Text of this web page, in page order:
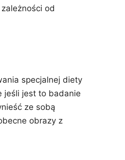
od
specjalnej diety
jeśli jest to badanie
ze sobą
obrazy z